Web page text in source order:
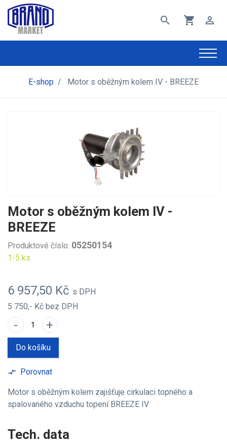
search shopping_cart perm_identity
E-shop / Motor s oběžným kolem IV - BREEZE
Motor s oběžným kolem IV -
BREEZE
Produktové číslo: 05250154
1-5 ks
6 957,50 Kč s DPH
5 750,- Kč bez DPH
- +
Do košíku
compare_arrows Porovnat
Motor s oběžným kolem zajišťuje cirkulaci topného a
spalovaného vzduchu topení BREEZE IV
Tech. data